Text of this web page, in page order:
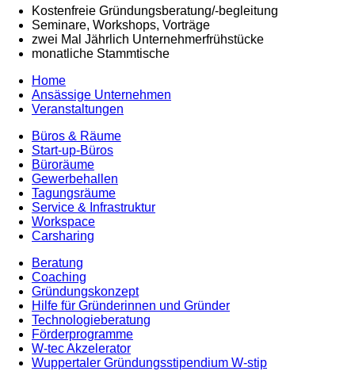
Kostenfreie Gründungsberatung/-begleitung
Seminare, Workshops, Vorträge
zwei Mal Jährlich Unternehmerfrühstücke
monatliche Stammtische
Home
Ansässige Unternehmen
Veranstaltungen
Büros & Räume
Start-up-Büros
Büroräume
Gewerbehallen
Tagungsräume
Service & Infrastruktur
Workspace
Carsharing
Beratung
Coaching
Gründungskonzept
Hilfe für Gründerinnen und Gründer
Technologieberatung
Förderprogramme
W-tec Akzelerator
Wuppertaler Gründungsstipendium W-stip